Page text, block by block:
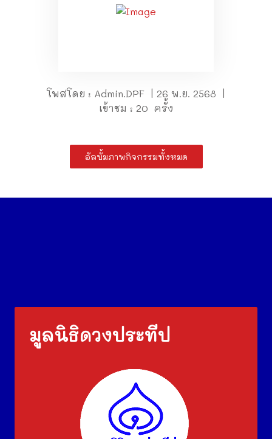
โพสโดย : Admin.DPF | 26 พ.ย. 2568 |
เข้าชม : 20 ครั้ง
อัลบั้มภาพกิจกรรมทั้งหมด
มูลนิธิดวงประทีป